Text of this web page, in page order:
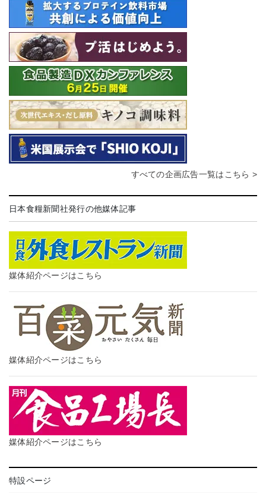
すべての企画広告一覧はこちら >
日本食糧新聞社発行の他媒体記事
媒体紹介ページはこちら
媒体紹介ページはこちら
媒体紹介ページはこちら
特設ページ